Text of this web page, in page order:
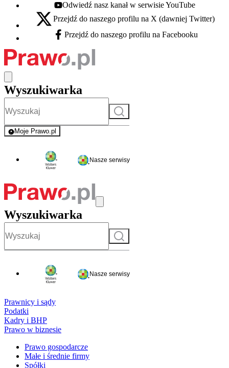
Youtube - otwiera się w nowej karcie
Odwiedź nasz kanał w serwisie YouTube
X - otwiera się w nowej karcie
Przejdź do naszego profilu na X (dawniej Twitter)
Facebook - otwiera się w nowej karcie
Przejdź do naszego profilu na Facebooku
Wyszukiwarka
Szukaj
Moje Prawo.pl
- rejestracja i logowanie do serwisu
Nasze serwisy
Wyszukiwarka
Szukaj
Nasze serwisy
Prawnicy i sądy
Podatki
Kadry i BHP
Prawo w biznesie
Prawo gospodarcze
Małe i średnie firmy
Spółki